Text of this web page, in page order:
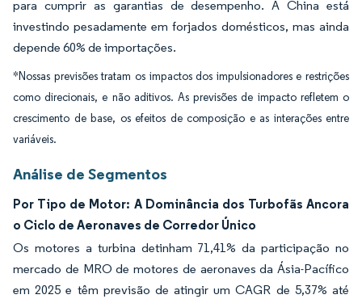
para cumprir as garantias de desempenho. A China está
investindo pesadamente em forjados domésticos, mas ainda
depende 60% de importações.
*Nossas previsões tratam os impactos dos impulsionadores e restrições
como direcionais, e não aditivos. As previsões de impacto refletem o
crescimento de base, os efeitos de composição e as interações entre
variáveis.
Análise de Segmentos
Por Tipo de Motor: A Dominância dos Turbofãs Ancora
o Ciclo de Aeronaves de Corredor Único
Os motores a turbina detinham 71,41% da participação no
mercado de MRO de motores de aeronaves da Ásia-Pacífico
em 2025 e têm previsão de atingir um CAGR de 5,37% até